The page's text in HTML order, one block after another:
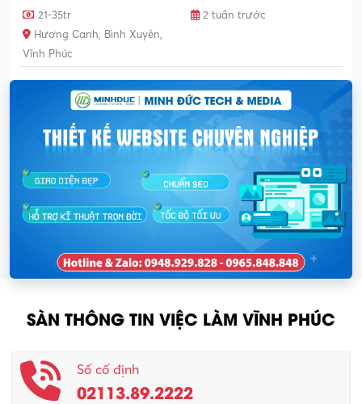
21-35tr
2 tuần trước
Hương Canh, Bình Xuyên,
Vĩnh Phúc
SÀN THÔNG TIN VIỆC LÀM VĨNH PHÚC
Số cố định
02113.89.2222